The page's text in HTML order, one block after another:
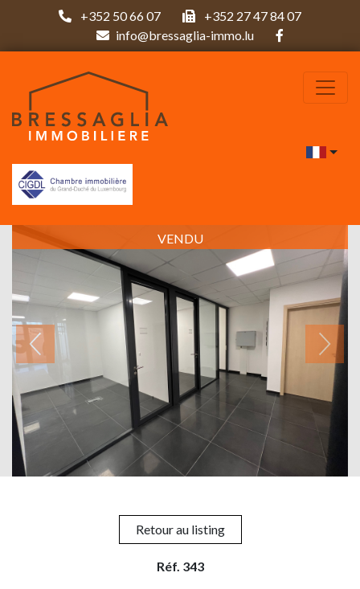
+352 50 66 07
+352 27 47 84 07
info@bressaglia-immo.lu
VENDU
Retour au listing
Réf. 343